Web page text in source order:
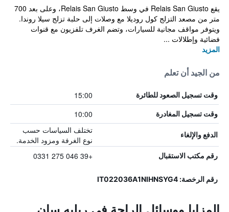
يقع Relais San Giusto في وسط Relais San Giusto، وعلى بعد 700
متر من مصعد التزلج كول روديلا مع وصلات إلى حلبة تزلج سيلا روندا.
ويتوفر مواقف مجانية للسيارات، وتضم الغرف تلفزيون مع قنوات
فضائية وإطلالات ...
المزيد
من الجيد أن تعلم
وقت تسجيل الصعود للطائرة 15:00
وقت تسجيل المغادرة 10:00
الدفع والإلغاء
تختلف السياسات حسب
نوع الغرفة ومزود الخدمة.
رقم مكتب الاستقبال +39 046 275 0331
رقم الرخصة: IT022036A1NIHNSYG4